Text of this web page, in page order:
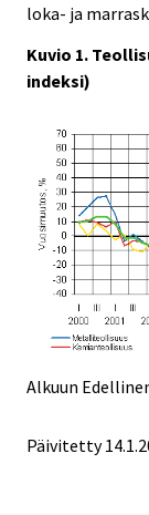
loka- ja
Kuvio 1.
indeksi)
Alkuun
Päivitetty